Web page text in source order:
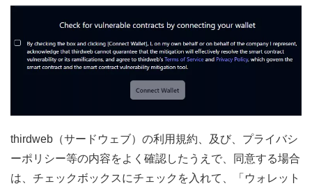
thirdweb（サードウェブ）の利用規約、及び、プライバシ
ーポリシー等の内容をよく確認したうえで、同意する場合
は、チェックボックスにチェックを入れて、「ウォレット